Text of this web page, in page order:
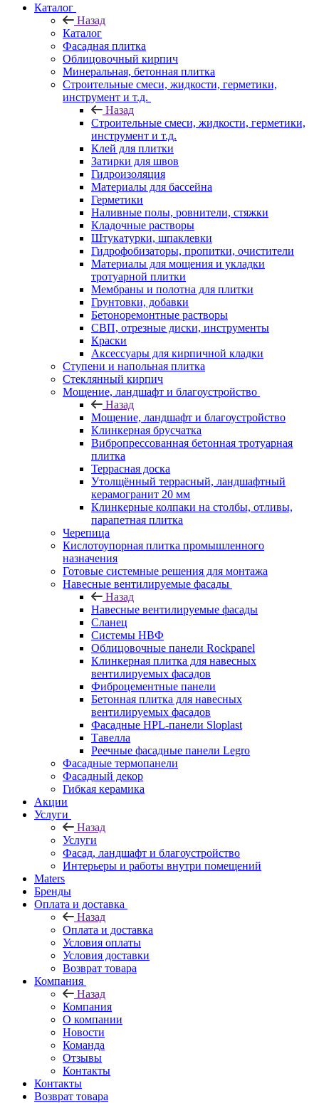
Каталог
Назад
Каталог
Фасадная плитка
Облицовочный кирпич
Минеральная, бетонная плитка
Строительные смеси, жидкости, герметики,
инструмент и т.д.
Назад
Строительные смеси, жидкости, герметики,
инструмент и т.д.
Клей для плитки
Затирки для швов
Гидроизоляция
Материалы для бассейна
Герметики
Наливные полы, ровнители, стяжки
Кладочные растворы
Штукатурки, шпаклевки
Гидрофобизаторы, пропитки, очистители
Материалы для мощения и укладки
тротуарной плитки
Мембраны и полотна для плитки
Грунтовки, добавки
Бетоноремонтные растворы
СВП, отрезные диски, инструменты
Краски
Аксессуары для кирпичной кладки
Ступени и напольная плитка
Cтеклянный кирпич
Мощение, ландшафт и благоустройство
Назад
Мощение, ландшафт и благоустройство
Клинкерная брусчатка
Вибропрессованная бетонная тротуарная
плитка
Террасная доска
Утолщённый террасный, ландшафтный
керамогранит 20 мм
Клинкерные колпаки на столбы, отливы,
парапетная плитка
Черепица
Кислотоупорная плитка промышленного
назначения
Готовые системные решения для монтажа
Навесные вентилируемые фасады
Назад
Навесные вентилируемые фасады
Сланец
Системы НВФ
Облицовочные панели Rockpanel
Клинкерная плитка для навесных
вентилируемых фасадов
Фиброцементные панели
Бетонная плитка для навесных
вентилируемых фасадов
Фасадные HPL-панели Sloplast
Тавелла
Реечные фасадные панели Legro
Фасадные термопанели
Фасадный декор
Гибкая керамика
Акции
Услуги
Назад
Услуги
Фасад, ландшафт и благоустройство
Интерьеры и работы внутри помещений
Maters
Бренды
Оплата и доставка
Назад
Оплата и доставка
Условия оплаты
Условия доставки
Возврат товара
Компания
Назад
Компания
О компании
Новости
Команда
Отзывы
Контакты
Контакты
Возврат товара